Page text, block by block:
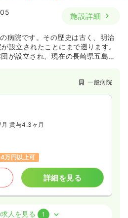
施設詳細
病院です。その歴史は古く、明治
設立されたことにまで遡ります。
が設立され、現在の長崎県五島中
病院です。
一般病院
/月 賞与4.3ヶ月
万円以上可
詳細を見る
人を見る 1